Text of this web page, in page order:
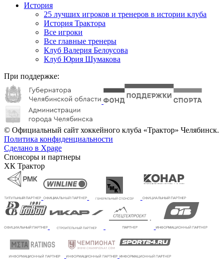
История
25 лучших игроков и тренеров в истории клуба
История Трактора
Все игроки
Все главные тренеры
Клуб Валерия Белоусова
Клуб Юрия Шумакова
При поддержке:
© Официальный сайт хоккейного клуба «Трактор» Челябинск.
Политика конфиденциальности
Сделано в Xpage
Спонсоры и партнеры
ХК Трактор